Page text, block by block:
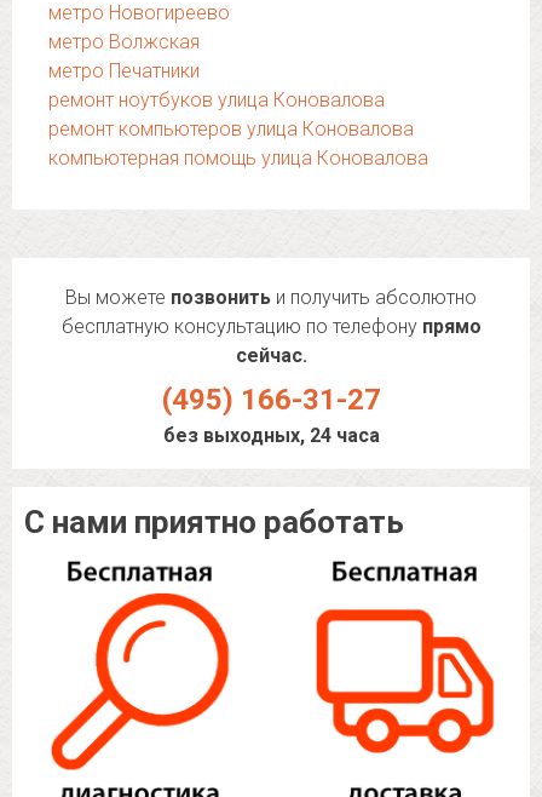
метро Новогиреево
метро Волжская
метро Печатники
ремонт ноутбуков улица Коновалова
ремонт компьютеров улица Коновалова
компьютерная помощь улица Коновалова
Вы можете позвонить и получить абсолютно
бесплатную консультацию по телефону прямо
сейчас.
(495) 166-31-27
без выходных, 24 часа
С нами приятно работать